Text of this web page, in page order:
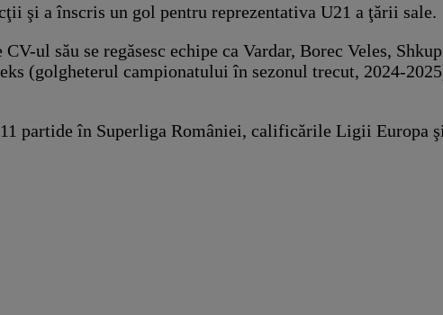
şi a înscris un gol pentru reprezentativa U21 a ţării sale.
ul său se regăsesc echipe ca Vardar, Borec Veles,
(golgheterul campionatului în sezonul trecut, 2024-
partide în Superliga României, calificările Ligii Europa